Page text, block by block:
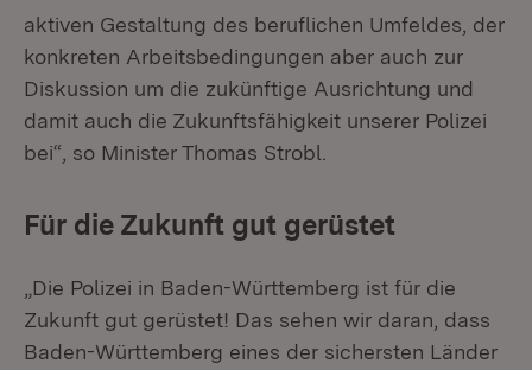
aktiven Gestaltung des beruflichen Umfeldes, der
konkreten Arbeitsbedingungen aber auch zur
Diskussion um die zukünftige Ausrichtung und
damit auch die Zukunftsfähigkeit unserer Polizei
bei“, so Minister Thomas Strobl.
Für die Zukunft gut gerüstet
„Die Polizei in Baden-Württemberg ist für die
Zukunft gut gerüstet! Das sehen wir daran, dass
Baden-Württemberg eines der sichersten Länder